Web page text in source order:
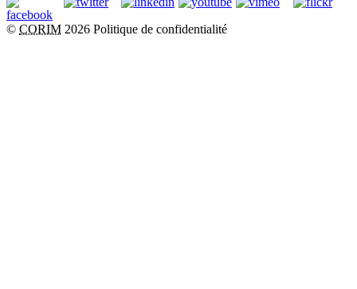
© CORIM 2026 Politique de confidentialité